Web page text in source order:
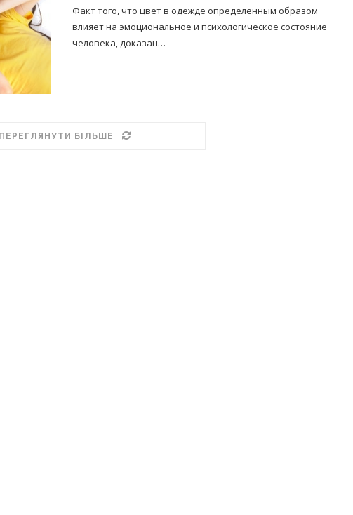
Факт того, что цвет в одежде определенным образом
влияет на эмоциональное и психологическое состояние
человека, доказан…
ПЕРЕГЛЯНУТИ БІЛЬШЕ